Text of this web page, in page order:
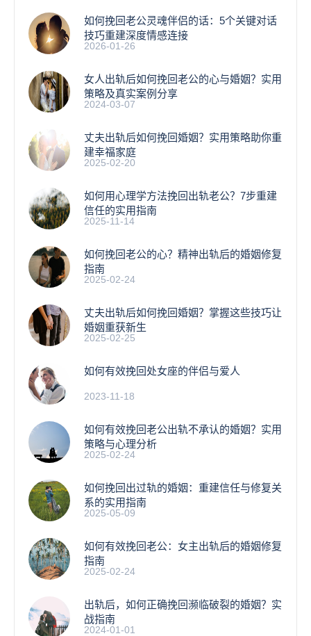
如何挽回老公灵魂伴侣的话：5个关键对话
技巧重建深度情感连接
2026-01-26
女人出轨后如何挽回老公的心与婚姻？实用
策略及真实案例分享
2024-03-07
丈夫出轨后如何挽回婚姻？实用策略助你重
建幸福家庭
2025-02-20
如何用心理学方法挽回出轨老公？7步重建
信任的实用指南
2025-11-14
如何挽回老公的心？精神出轨后的婚姻修复
指南
2025-02-24
丈夫出轨后如何挽回婚姻？掌握这些技巧让
婚姻重获新生
2025-02-25
如何有效挽回处女座的伴侣与爱人
2023-11-18
如何有效挽回老公出轨不承认的婚姻？实用
策略与心理分析
2025-02-24
如何挽回出过轨的婚姻：重建信任与修复关
系的实用指南
2025-05-09
如何有效挽回老公：女主出轨后的婚姻修复
指南
2025-02-24
出轨后，如何正确挽回濒临破裂的婚姻？实
战指南
2024-01-01